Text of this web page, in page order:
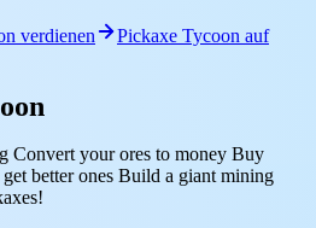
verdienen
Pickaxe Tycoon auf
Convert your ores to money Buy
better ones Build a giant mining